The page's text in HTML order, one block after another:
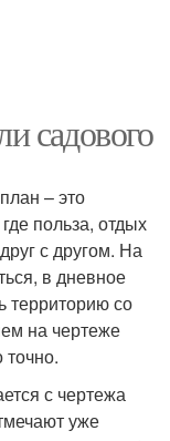
садового
– это
польза, отдых
с другом. На
в дневное
территорию со
на чертеже
с чертежа
уже